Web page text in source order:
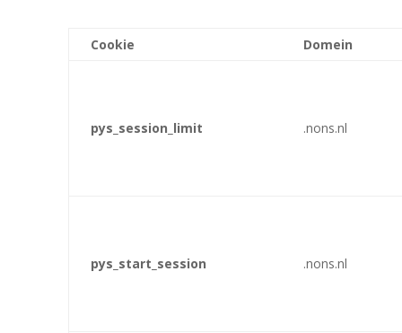
Cookie Domein
pys_session_limit .nons.nl
pys_start_session .nons.nl